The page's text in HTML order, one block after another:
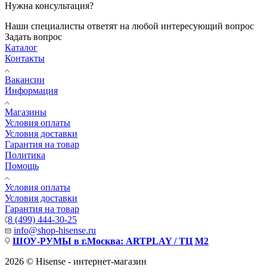
Нужна консультация?
Наши специалисты ответят на любой интересующий вопрос
Задать вопрос
Каталог
Контакты
Вакансии
Информация
Магазины
Условия оплаты
Условия доставки
Гарантия на товар
Политика
Помощь
Условия оплаты
Условия доставки
Гарантия на товар
8 (499) 444-30-25
info@shop-hisense.ru
ШОУ-РУМЫ в г.Москва: ARTPLAY / ТЦ М2
2026 © Hisense - интернет-магазин